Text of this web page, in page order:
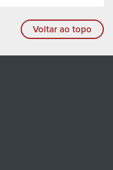
Voltar ao topo